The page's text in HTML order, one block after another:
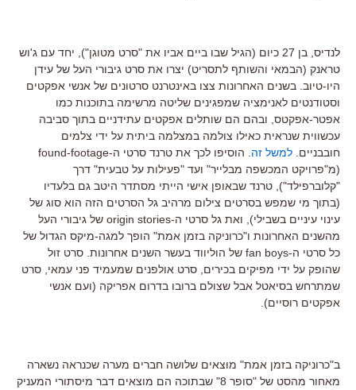
לנדיס, בן 27 כיום (הגיל שבו ביים אביו את "סרט מטוגן"), יחד עם ג'וש
טראנק (הבמאי והשותף לתסריט) יצרו את סרט גיבורי העל של עידן
היו-טיוב. בשנים האחרונות צצו באינטרנט סרטונים של אנשי אפקטים
וסטודנטים לאנימציה שמפגינים שליטה מרשימה בתוכנות כמו
אפטר-אפקטס, ובהם הם שותלים אפקטים עתידניים בתוך סביבה
עכשווית שנראית כאילו צולמה במצלמה ביתית על ידי צלמים
חובבניים. למשל זה
. הוסיפו לכך את טרנד סרטי ה-found-footage
(מ"פרויקט המכשפה מבלייר" ועד "פעילות על טבעית" דרך
"קלוברפילד"), טרנד שבאופן אישי הייתי מסתדר היטב גם בלעדיו
(בתוך מי שמפש בסרטים צילום מרהיב גל הסרטים הזה הוא סוג של
עינוי עיניים בשבילי), ואת גל סרטי ה-origin stories של גיבורי העל
מהשנים האחרונות ו"כרוניקה בזמן אמת" הופך למגה-מיקס הגדול של
כל סרטי ה-fan boys של הוליווד בעשר השנים אחרונות. סרט זול
שהופק על ידי מפיקים בכירים, סרט אולפנים שמעמיד פני עמאי, סרט
שמתרחש בסיאטל אבל שצולם ברובו בדרום אפריקה (ועם אנשי
אפקטים רוסיים).
ב"כרוניקה בזמן אמת" מוצאים שלושה חברים מערה שכנראה נשארה
מאחור מהסט של "סופר 8" שבתוכה הם מוצאים דבר מיסתורי המעניק